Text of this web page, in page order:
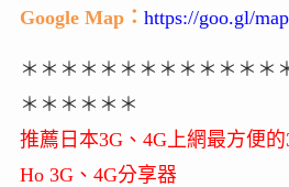
Google Map： https://goo.gl/
＊＊＊＊＊＊＊＊＊＊＊＊＊
＊＊＊＊＊＊
推薦日本3G、4G上網最方便
Ho 3G、4G分享器